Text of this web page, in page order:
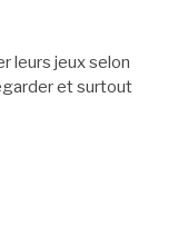
leurs jeux selon
et surtout